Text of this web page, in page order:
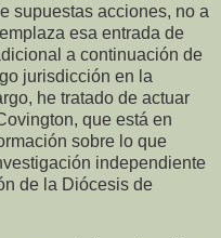
supuestas acciones, no a
esa entrada de
a continuación de
jurisdicción en la
he tratado de actuar
que está en
sobre lo que
independiente
de la Diócesis de